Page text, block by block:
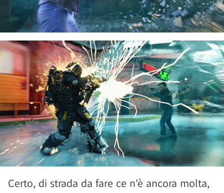
Certo, di strada da fare ce n'è ancora molta,